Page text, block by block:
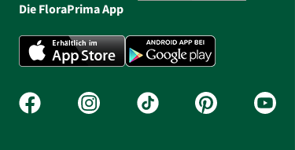
Die FloraPrima App